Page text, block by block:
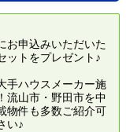
お申込みいただいた
ットをプレゼント♪
手ハウスメーカー施
流山市・野田市を中
物件も多数ご紹介可
い♪